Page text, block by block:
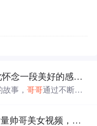
念一段美好的感情）
故事，哥哥通过不断的
Python：20行代码爬取高质量帅哥美女视频，让你一次看个够